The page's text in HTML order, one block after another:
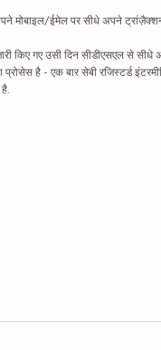
मोबाइल/ईमेल पर सीधे अपने
किए गए उसी दिन सीडीएसएल से सीधे
है - एक बार सेबी रजिस्टर्ड